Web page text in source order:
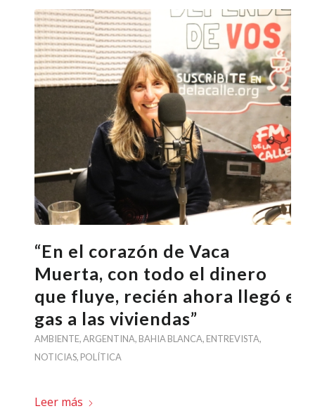
“En el corazón de Vaca
Muerta, con todo el dinero
que fluye, recién ahora llegó el
gas a las viviendas”
AMBIENTE,ARGENTINA, BAHIA BLANCA, ENTREVISTA,
NOTICIAS, POLÍTICA
Leer más